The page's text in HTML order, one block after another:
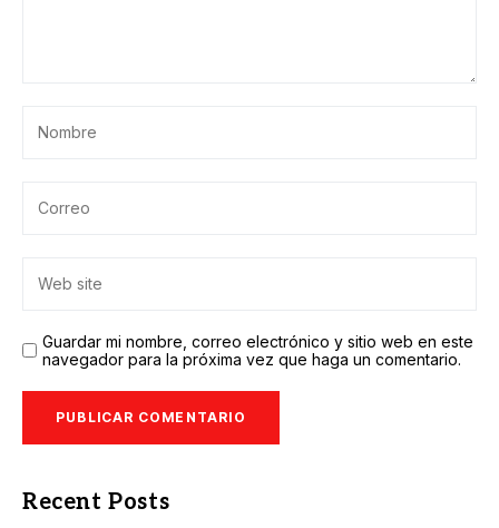
Guardar mi nombre, correo electrónico y sitio web en este
navegador para la próxima vez que haga un comentario.
Recent Posts